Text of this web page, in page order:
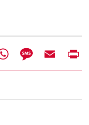
WhatsAppMessageEmail